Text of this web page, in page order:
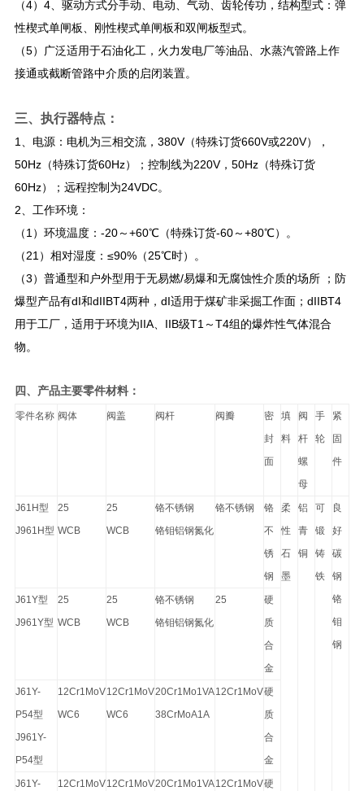
（4）4、驱动方式分手动、电动、气动、齿轮传功，结构型式：弹
性楔式单闸板、刚性楔式单闸板和双闸板型式。
（5）广泛适用于石油化工，火力发电厂等油品、水蒸汽管路上作
接通或截断管路中介质的启闭装置。
三、 执行器特点：
1、电源：电机为三相交流，380V（特殊订货660V或220V），
50Hz（特殊订货60Hz）；控制线为220V，50Hz（特殊订货
60Hz）；远程控制为24VDC。
2、工作环境：
（1）环境温度：-20～+60℃（特殊订货-60～+80℃）。
（21）相对湿度：≤90%（25℃时）。
（3）普通型和户外型用于无易燃/易爆和无腐蚀性介质的场所 ；防
爆型产品有dI和dIIBT4两种，dI适用于煤矿非采掘工作面；dIIBT4
用于工厂，适用于环境为IIA、IIB级T1～T4组的爆炸性气体混合
物。
四、产品主要零件材料：
零件名称 阀体 阀盖 阀杆 阀瓣
密
封
面
填
料
阀
杆
螺
母
手
轮
紧
固
件
J61H型
J961H型
25
WCB
25
WCB
铬不锈钢
铬钼铝钢氮化
铬不锈钢
铬
不
锈
钢
柔
性
石
墨
铝
青
铜
可
锻
铸
铁
良
好
碳
钢
铬
钼
钢
J61Y型
J961Y型
25
WCB
25
WCB
铬不锈钢
铬钼铝钢氮化
25
硬
质
合
金
J61Y-
P54型
J961Y-
P54型
12Cr1MoV
WC6
12Cr1MoV
WC6
20Cr1Mo1VA
38CrMoA1A
12Cr1MoV硬
质
合
金
J61Y-
12Cr1MoV12Cr1MoV20Cr1Mo1VA12Cr1MoV硬